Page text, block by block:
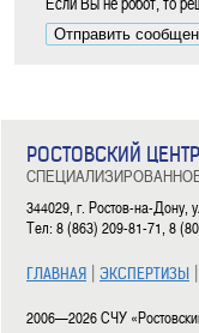
РОСТОВСКИЙ
344029, г. Ростов-на-Дону,
Тел: 8 (863) 209-81-71, 8
ГЛАВНАЯ | ЭКСПЕРТИЗЫ |
2006—2026 СЧУ